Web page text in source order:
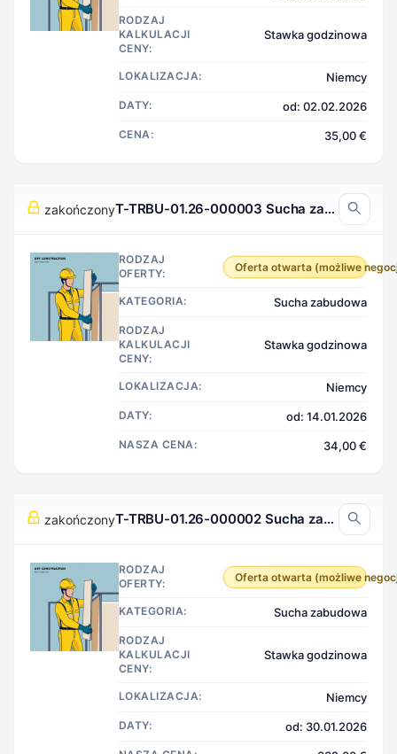
RODZAJ
KALKULACJI
CENY:
Stawka godzinowa
LOKALIZACJA: Niemcy
DATY: od: 02.02.2026
CENA: 35,00 €
zakończony T-TRBU-01.26-000003 Sucha zabudowa, Niemcy
RODZAJ
OFERTY:
Oferta otwarta (możliwe
KATEGORIA: Sucha zabudowa
RODZAJ
KALKULACJI
CENY:
Stawka godzinowa
LOKALIZACJA: Niemcy
DATY: od: 14.01.2026
NASZA CENA: 34,00 €
zakończony T-TRBU-01.26-000002 Sucha zabudowa, Niemcy
RODZAJ
OFERTY:
Oferta otwarta (możliwe
KATEGORIA: Sucha zabudowa
RODZAJ
KALKULACJI
CENY:
Stawka godzinowa
LOKALIZACJA: Niemcy
DATY: od: 30.01.2026